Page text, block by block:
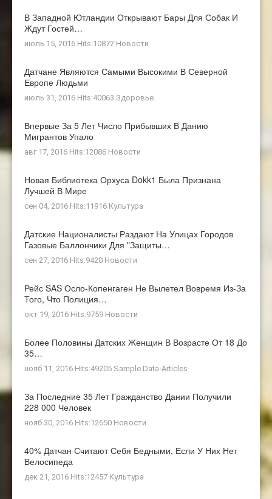
В Западной Ютландии Открывают Бары Для Собак И
Ждут Гостей…
июль 15, 2016 Hits:10872 Новости
Датчане Являются Самыми Высокими В Северной
Европе Людьми
июль 31, 2016 Hits:40063 Здоровье
Впервые За 5 Лет Число Прибывших В Данию
Мигрантов Упало
авг 17, 2016 Hits:12086 Новости
Новая Библиотека Орхуса Dokk1 Была Признана
Лучшей В Мире
сен 04, 2016 Hits:11916 Культура
Датские Националисты Раздают На Улицах Городов
Газовые Баллончики Для "защиты…
сен 27, 2016 Hits:9420 Новости
Рейс SAS Осло-Копенгаген Не Вылетел Вовремя Из-За
Того, Что Полиция…
окт 19, 2016 Hits:9759 Новости
Более Половины Датских Женщин В Возрасте От 18 До
35…
нояб 11, 2016 Hits:49205 Sample Data-Articles
За Последние 35 Лет Гражданство Дании Получили
228 000 Человек
нояб 30, 2016 Hits:12650 Новости
40% Датчан Считают Себя Бедными, Если У Них Нет
Велосипеда
дек 21, 2016 Hits:12457 Культура